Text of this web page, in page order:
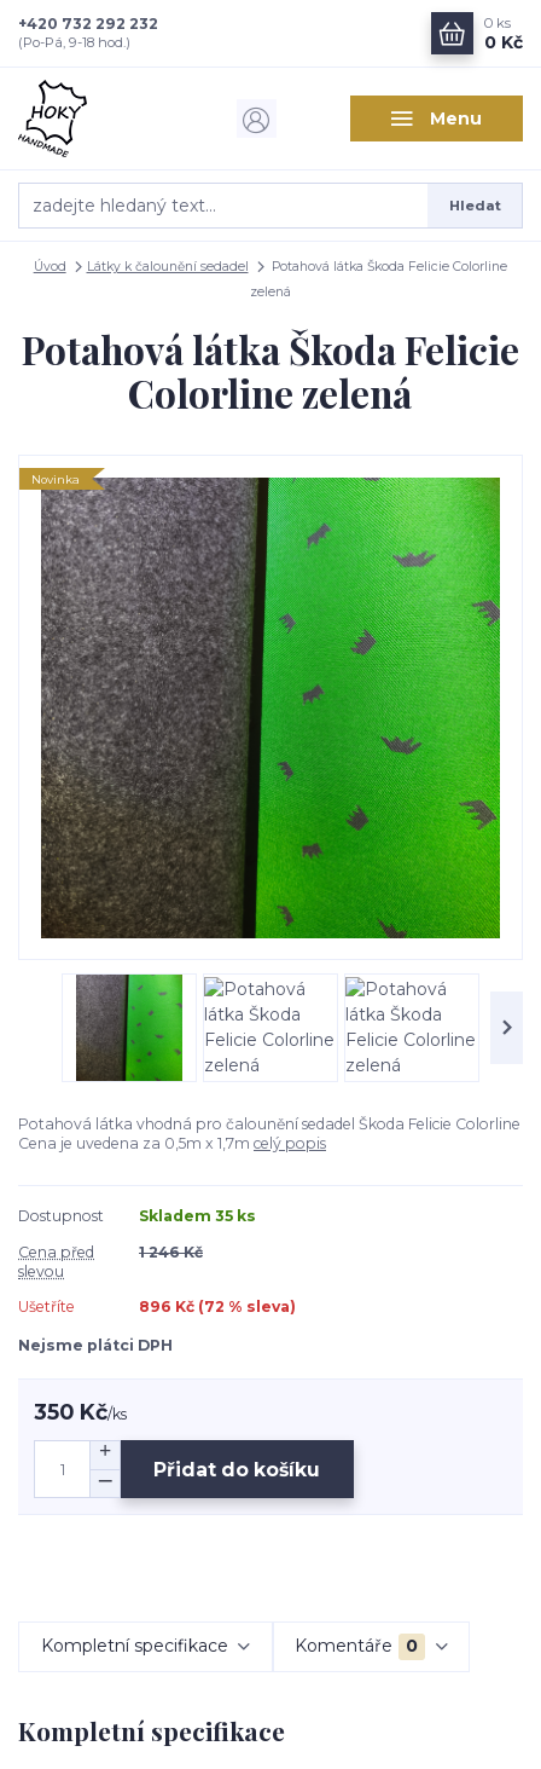
Menu
Hledat
+420 732 292 232
(Po-Pá, 9-18 hod.)
0 ks
0 Kč
Úvod Látky k čalounění sedadel
Potahová látka Škoda Felicie Colorline
zelená
Potahová látka Škoda Felicie
Colorline zelená
Novinka
Potahová látka vhodná pro čalounění sedadel Škoda Felicie Colorline
Cena je uvedena za 0,5m x 1,7m celý popis
Dostupnost
Skladem 35 ks
Cena před
slevou
1 246 Kč
Ušetříte 896 Kč (72 % sleva)
Nejsme plátci DPH
350 Kč/ks
Přidat do košíku
Kompletní specifikace Komentáře 0
Kompletní specifikace